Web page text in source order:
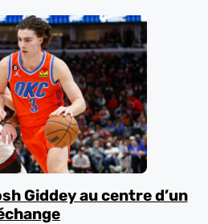
Giddey au centre d’un